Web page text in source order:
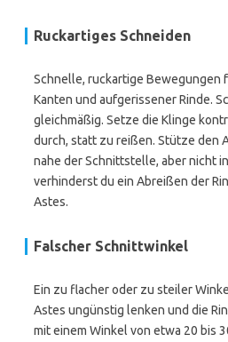
Ruckartiges Schneiden
Schnelle, ruckartige Bewegungen
Kanten und aufgerissener Rinde.
gleichmäßig. Setze die Klinge
durch, statt zu reißen. Stütze den
nahe der Schnittstelle, aber nicht
verhinderst du ein Abreißen der
Astes.
Falscher Schnittwinkel
Ein zu flacher oder zu steiler
Astes ungünstig lenken und die
mit einem Winkel von etwa 20 bis